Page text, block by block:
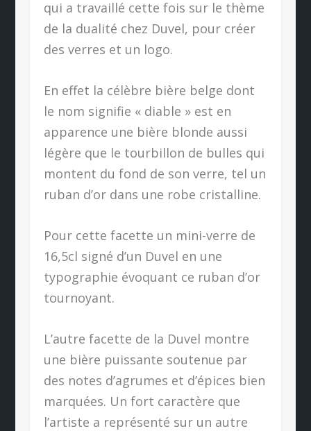
qui a travaillé cette fois sur le thème
de la dualité chez Duvel, pour créer
des verres et un logo.
En effet la célèbre bière belge dont
le nom signifie « diable » est en
apparence une bière blonde aussi
légère que le tourbillon de bulles qui
montent du fond de son verre, tel un
ruban d’or dans une robe cristalline.
Pour cette facette un mini-verre de
16,5cl signé d’un Duvel en une
typographie évoquant ce ruban d’or
tournoyant.
L’autre facette de la Duvel montre
une bière puissante soutenue par
des notes d’agrumes et d’épices bien
marquées. Un fort caractère que
l’artiste a représenté sur un autre